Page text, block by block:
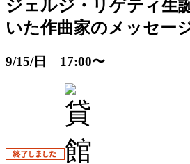
ジェルジ・リゲティ生
いた作曲家のメッセー
9/15/日 17:00〜